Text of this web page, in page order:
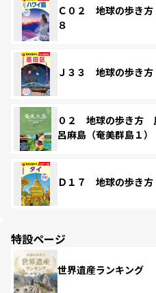
Ｃ０２ 地球の歩き
８
Ｊ３３ 地球の歩き
０２ 地球の歩き
呂麻島（奄美群島１
Ｄ１７ 地球の歩き
特設ページ
世界遺産ランキング